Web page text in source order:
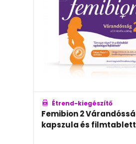
Étrend-kiegészítő
Femibion 2
kapszula és